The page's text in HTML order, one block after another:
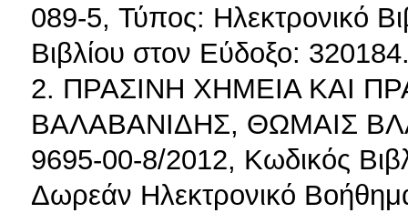
089-5, Τύπος: Ηλεκτρονικό
Βιβλίου στον Εύδοξο:
2. ΠΡΑΣΙΝΗ ΧΗΜΕΙΑ ΚΑΙ
ΒΑΛΑΒΑΝΙΔΗΣ, ΘΩΜΑΙΣ
9695-00-8/2012, Κωδικός
Δωρεάν Ηλεκτρονικό